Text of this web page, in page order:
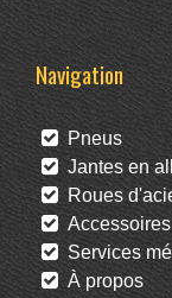
Navigation
Pneus
Jantes en
Roues
Accessoires
Services
À propos